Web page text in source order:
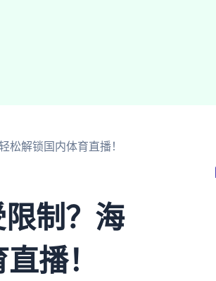
松解锁国内体育直播！
制？海
播！